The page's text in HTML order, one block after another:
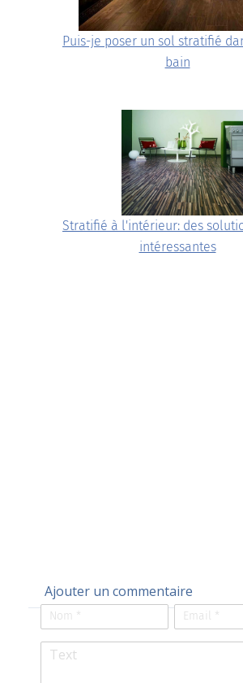
Puis-je poser un sol stratifié
bain
Stratifié à l'intérieur: des
intéressantes
Ajouter un commentaire